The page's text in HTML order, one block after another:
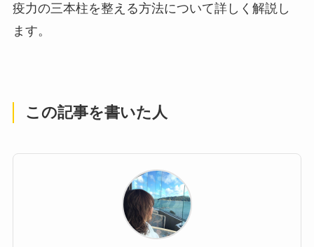
疫力の三本柱を整える方法について詳しく解説し
ます。
この記事を書いた人